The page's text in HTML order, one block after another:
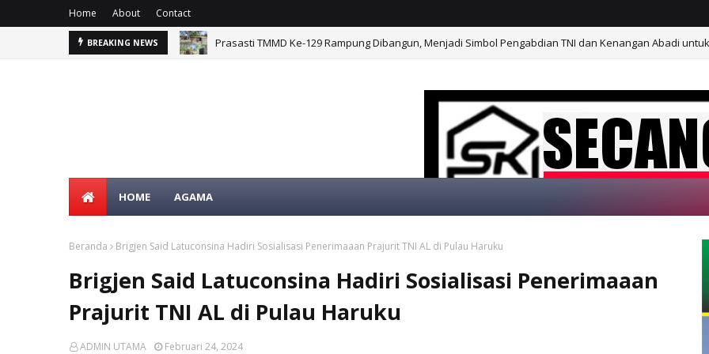
Home About Contact
BREAKING NEWS TMMD Ke-129 Tuntaskan Pembukaan Lahan 1 Hektar, Siap Ditanami untuk Perkuat Ketahanan
HOME AGAMA
Beranda Brigjen Said Latuconsina Hadiri Sosialisasi Penerimaaan Prajurit TNI AL di Pulau Haruku
Brigjen Said Latuconsina Hadiri Sosialisasi Penerimaaan
Prajurit TNI AL di Pulau Haruku
ADMIN UTAMA Februari 24, 2024